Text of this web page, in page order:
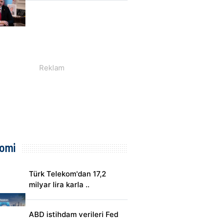
Türk Telekom'dan 17,2
milyar lira karla ..
ABD istihdam verileri Fed